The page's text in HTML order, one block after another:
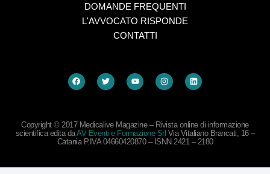
DOMANDE FREQUENTI
L'AVVOCATO RISPONDE
CONTATTI
Copyright © 2017 Medicalive Magazine – Rivista online di informazione
scientifica edita daAV Eventi e Formazione Srl Via Vitaliano Brancati, 16 –
Catania P.IVA 04660420870 – ISNN 2421 – 2180